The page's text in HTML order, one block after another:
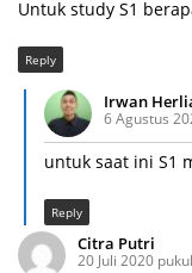
Untuk study S1
Reply
Irwan
6 Agustus
untuk saat ini S1
Reply
Citra Putri
20 Juli 2020